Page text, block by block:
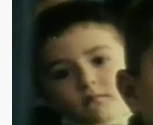
Les Elèves du cours préparatoire +
peux